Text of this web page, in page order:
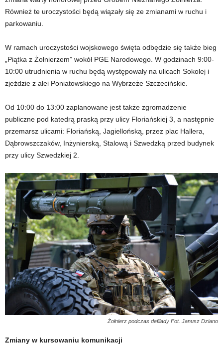
Również te uroczystości będą wiązały się ze zmianami w ruchu i
parkowaniu.
W ramach uroczystości wojskowego święta odbędzie się także bieg
„Piątka z Żołnierzem” wokół PGE Narodowego. W godzinach 9:00-
10:00 utrudnienia w ruchu będą występowały na ulicach Sokolej i
zjeździe z alei Poniatowskiego na Wybrzeże Szczecińskie.
Od 10:00 do 13:00 zaplanowane jest także zgromadzenie
publiczne pod katedrą praską przy ulicy Floriańskiej 3, a następnie
przemarsz ulicami: Floriańską, Jagiellońską, przez plac Hallera,
Dąbrowszczaków, Inżynierską, Stalową i Szwedzką przed budynek
przy ulicy Szwedzkiej 2.
Żołnierz podczas defilady Fot. Janusz Dziano
Zmiany w kursowaniu komunikacji